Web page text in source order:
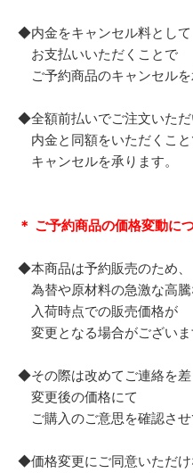
◆内金をキャンセル料として
お支払いいただくことで
ご予約商品のキャンセルを
◆全額前払いでご注文いただ
内金と同額をいただくこ
キャンセルを承ります。
＊ ご予約商品の価格変動に
◆本商品は予約販売のため、
為替や原材料の急激な高騰
入荷時点での販売価格が
変更となる場合がございま
◆その際は改めてご連絡を差
変更後の価格にて
ご購入のご意思を確認させ
◆価格変更にご同意いただけ